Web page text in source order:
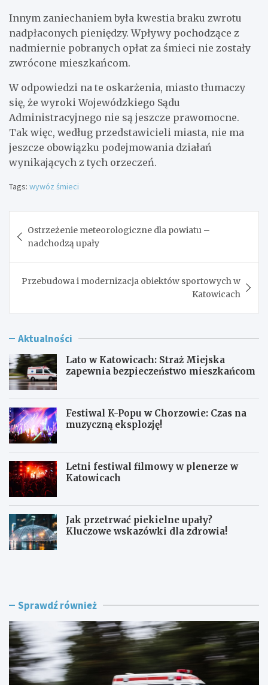
Innym zaniechaniem była kwestia braku zwrotu
nadpłaconych pieniędzy. Wpływy pochodzące z
nadmiernie pobranych opłat za śmieci nie zostały
zwrócone mieszkańcom.
W odpowiedzi na te oskarżenia, miasto tłumaczy
się, że wyroki Wojewódzkiego Sądu
Administracyjnego nie są jeszcze prawomocne.
Tak więc, według przedstawicieli miasta, nie ma
jeszcze obowiązku podejmowania działań
wynikających z tych orzeczeń.
Tags: wywóz śmieci
wpisu
Ostrzeżenie meteorologiczne dla powiatu –
nadchodzą upały
Przebudowa i modernizacja obiektów sportowych w
Katowicach
Aktualności
Lato w Katowicach: Straż Miejska
zapewnia bezpieczeństwo mieszkańcom
Festiwal K-Popu w Chorzowie: Czas na
muzyczną eksplozję!
Letni festiwal filmowy w plenerze w
Katowicach
Jak przetrwać piekielne upały?
Kluczowe wskazówki dla zdrowia!
L
K
t
o
w
i
c
F
w
l
K
-
P
o
Sprawdź również